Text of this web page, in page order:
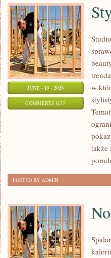
JUNE - 19 - 2026
COMMENTS OFFON
STYLIZACJE
w
także
POSTED BY ADMIN